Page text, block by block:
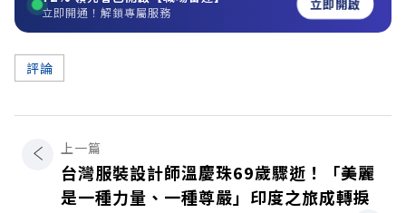
立即開通！解鎖專屬服務 立即開啟
評論
上一篇
台灣服裝設計師溫慶珠69歲驟逝！「美麗
是一種力量、一種尊嚴」印度之旅成轉捩